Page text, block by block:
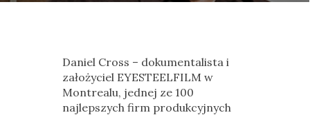
Daniel Cross – dokumentalista i
założyciel EYESTEELFILM w
Montrealu, jednej ze 100
najlepszych firm produkcyjnych